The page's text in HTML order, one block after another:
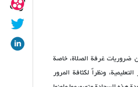
غرفة الصلاة، خاصة
ونظراً لكثافة المرور